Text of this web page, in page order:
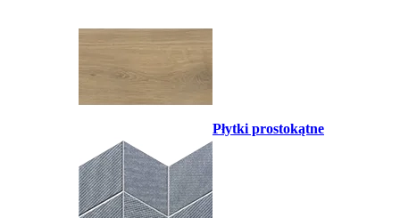
Płytki prostokątne